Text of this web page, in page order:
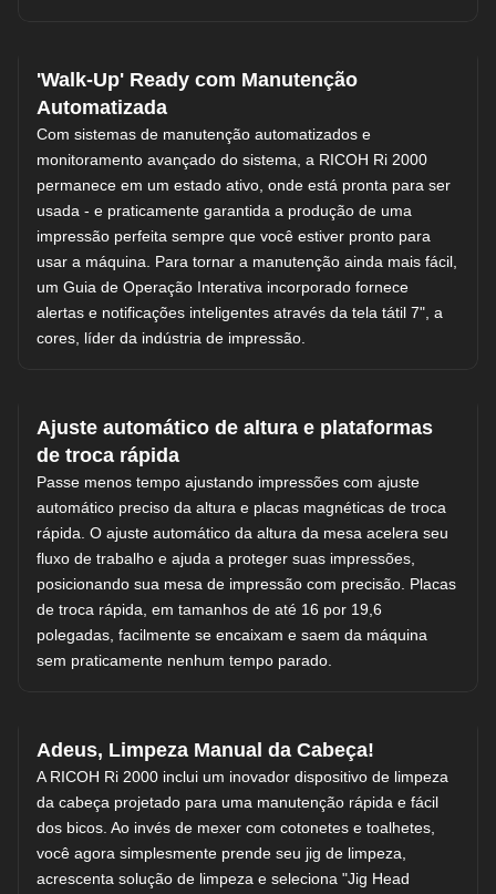
'Walk-Up' Ready com Manutenção
Automatizada
Com sistemas de manutenção automatizados e
monitoramento avançado do sistema, a RICOH Ri 2000
permanece em um estado ativo, onde está pronta para ser
usada - e praticamente garantida a produção de uma
impressão perfeita sempre que você estiver pronto para
usar a máquina. Para tornar a manutenção ainda mais fácil,
um Guia de Operação Interativa incorporado fornece
alertas e notificações inteligentes através da tela tátil 7", a
cores, líder da indústria de impressão.
Ajuste automático de altura e plataformas
de troca rápida
Passe menos tempo ajustando impressões com ajuste
automático preciso da altura e placas magnéticas de troca
rápida. O ajuste automático da altura da mesa acelera seu
fluxo de trabalho e ajuda a proteger suas impressões,
posicionando sua mesa de impressão com precisão. Placas
de troca rápida, em tamanhos de até 16 por 19,6
polegadas, facilmente se encaixam e saem da máquina
sem praticamente nenhum tempo parado.
Adeus, Limpeza Manual da Cabeça!
A RICOH Ri 2000 inclui um inovador dispositivo de limpeza
da cabeça projetado para uma manutenção rápida e fácil
dos bicos. Ao invés de mexer com cotonetes e toalhetes,
você agora simplesmente prende seu jig de limpeza,
acrescenta solução de limpeza e seleciona "Jig Head